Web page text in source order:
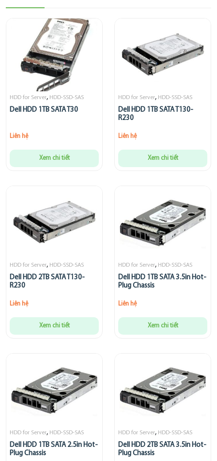
HDD for Server, HDD-SSD-SAS
Dell HDD 1TB SATA T30
Liên hệ
Xem chi tiết
HDD for Server, HDD-SSD-SAS
Dell HDD 1TB SATA T130-
R230
Liên hệ
Xem chi tiết
HDD for Server, HDD-SSD-SAS
Dell HDD 2TB SATA T130-
R230
Liên hệ
Xem chi tiết
HDD for Server, HDD-SSD-SAS
Dell HDD 1TB SATA 3.5in Hot-
Plug Chassis
Liên hệ
Xem chi tiết
HDD for Server, HDD-SSD-SAS
Dell HDD 1TB SATA 2.5in Hot-
Plug Chassis
HDD for Server, HDD-SSD-SAS
Dell HDD 2TB SATA 3.5in Hot-
Plug Chassis